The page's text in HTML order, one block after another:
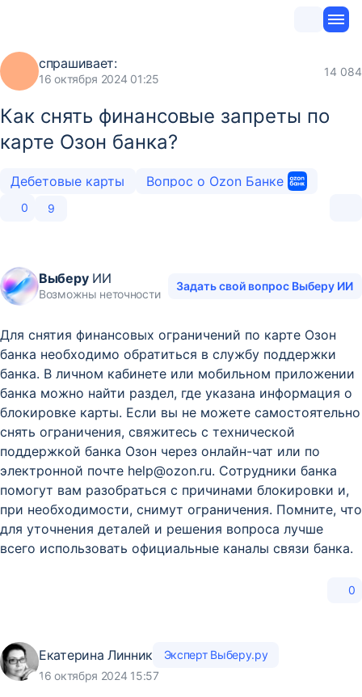
спрашивает:
16 октября 2024 01:25
14 084
Как снять финансовые запреты по
карте Озон банка?
Дебетовые карты Вопрос о Ozon Банке
0 9
ВыберуИИ
Возможны неточности
Задать свой вопрос Выберу ИИ
Для снятия финансовых ограничений по карте Озон
банка необходимо обратиться в службу поддержки
банка. В личном кабинете или мобильном приложении
банка можно найти раздел, где указана информация о
блокировке карты. Если вы не можете самостоятельно
снять ограничения, свяжитесь с технической
поддержкой банка Озон через онлайн-чат или по
электронной почте help@ozon.ru. Сотрудники банка
помогут вам разобраться с причинами блокировки и,
при необходимости, снимут ограничения. Помните, что
для уточнения деталей и решения вопроса лучше
всего использовать официальные каналы связи банка.
0
Екатерина Линник
Эксперт Выберу.ру
16 октября 2024 15:57